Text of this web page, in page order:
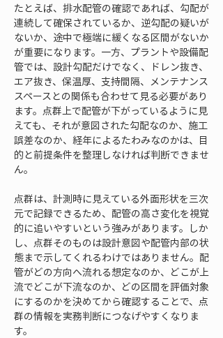
たとえば、排水配管の確認であれば、勾配が
連続して確保されているか、逆勾配の疑いが
ないか、途中で極端に緩くなる区間がないか
が重要になります。一方、プラントや設備配
管では、設計勾配だけでなく、ドレン抜き、
エア抜き、保温厚、支持間隔、メンテナンス
スペースとの関係も合わせて見る必要があり
ます。点群上で配管が下がっているように見
えても、それが意図された勾配なのか、施工
誤差なのか、経年によるたわみなのかは、目
的と前提条件を整理しなければ判断できませ
ん。
点群は、計測時に見えている外面形状を三次
元で記録できるため、配管の高さ変化を視覚
的に追いやすいという強みがあります。しか
し、点群そのものは設計意図や配管内部の状
態まで示してくれるわけではありません。配
管がどの方向へ流れる想定なのか、どこが上
流でどこが下流なのか、どの区間を評価対象
にするのかを決めてから確認することで、点
群の情報を実務判断につなげやすくなりま
す。